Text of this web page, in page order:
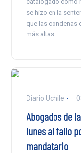
catalogado como
se hizo en la
que las condenas
más altas.
Diario Uchile
Abogados de
lunes al fallo
mandatario